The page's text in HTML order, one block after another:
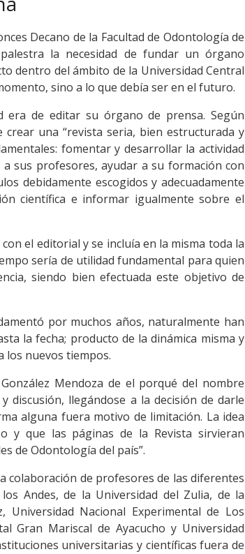
Decano de la Facultad de Odontología de
la necesidad de fundar un órgano
dentro del ámbito de la Universidad Central
sino a lo que debía ser en el futuro.
de editar su órgano de prensa. Según
una “revista seria, bien estructurada y
fomentar y desarrollar la actividad
sus profesores, ayudar a su formación con
debidamente escogidos y adecuadamente
científica e informar igualmente sobre el
el editorial y se incluía en la misma toda la
sería de utilidad fundamental para quien
siendo bien efectuada este objetivo de
por muchos años, naturalmente han
la fecha; producto de la dinámica misma y
los nuevos tiempos.
Mendoza de el porqué del nombre
discusión, llegándose a la decisión de darle
alguna fuera motivo de limitación. La idea
y que las páginas de la Revista sirvieran
de Odontología del país”.
colaboración de profesores de las diferentes
Andes, de la Universidad del Zulia, de la
Universidad Nacional Experimental de Los
Gran Mariscal de Ayacucho y Universidad
universitarias y científicas fuera de